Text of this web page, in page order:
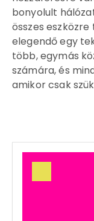
bonyolult
összes
elegendő egy
több, egymás
számára, és
amikor csak